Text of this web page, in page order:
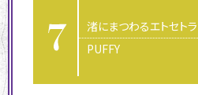
渚にまつわるエトセトラ
PUFFY